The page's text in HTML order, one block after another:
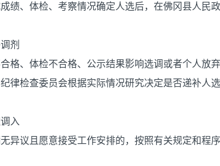
绩、体检、考察情况确定人选后，在佛冈县人民
剂
格、体检不合格、公示结果影响选调或者个人放
律检查委员会根据实际情况研究决定是否递补人选
入
异议且愿意接受工作安排的，按照有关规定和程序